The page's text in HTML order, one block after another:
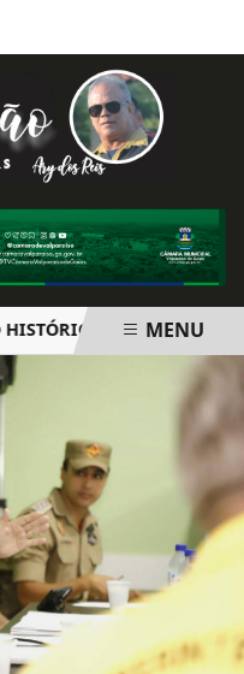
INCENDEIA A
MENU